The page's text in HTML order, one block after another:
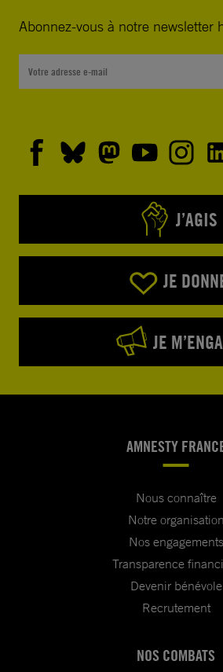
Abonnez-vous à notre newsletter
J’AGIS
JE
JE
AMNESTY
Nous connaître
Notre organisation
Nos engagements
Transparence
Devenir bénévole
Recrutement
NOS COMBATS